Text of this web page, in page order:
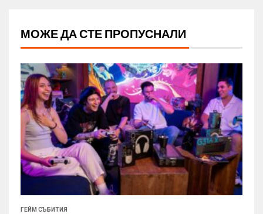
МОЖЕ ДА СТЕ ПРОПУСНАЛИ
ГЕЙМ СЪБИТИЯ